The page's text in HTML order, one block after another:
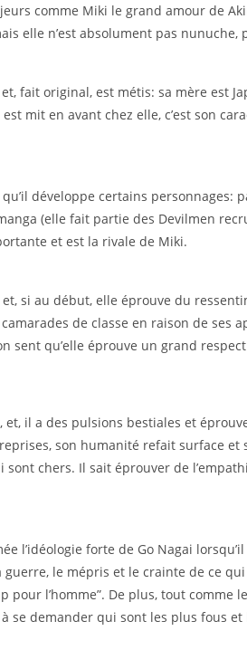
comme Miki le grand amour de
elle n’est absolument pas
fait original, est métis: sa mère est
mit en avant chez elle, c’est son
qu’il développe certains
(elle fait partie des Devilmen
et est la rivale de Miki.
si au début, elle éprouve du
de classe en raison de ses
sent qu’elle éprouve un grand
il a des pulsions bestiales et
son humanité refait surface
chers. Il sait éprouver de
l’idéologie forte de Go Nagai
le mépris et le crainte de ce
pour l’homme”. De plus, tout comme
se demander qui sont les plus fous